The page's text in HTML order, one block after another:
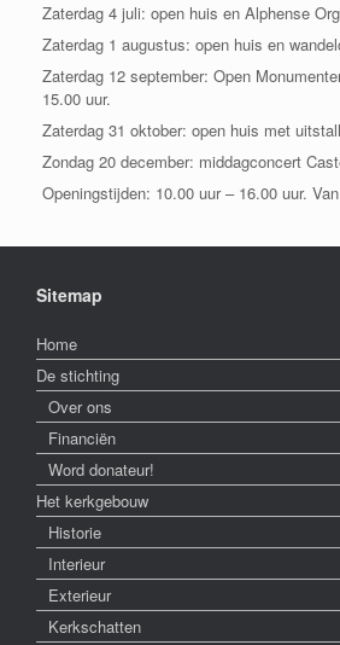
Zaterdag 4 juli: open huis en Alphense
Zaterdag 1 augustus: open huis en
Zaterdag 12 september: Open
15.00 uur.
Zaterdag 31 oktober: open huis met
Zondag 20 december: middagconcert
Openingstijden: 10.00 uur – 16.00 uur.
Sitemap
Home
De stichting
Over ons
Financiën
Word donateur!
Het kerkgebouw
Historie
Interieur
Exterieur
Kerkschatten